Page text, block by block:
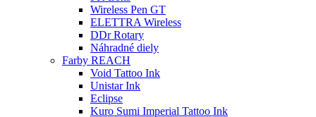
Wireless Pen GT
ELETTRA Wireless
DDr Rotary
Náhradné diely
Farby REACH
Void Tattoo Ink
Unistar Ink
Eclipse
Kuro Sumi Imperial Tattoo Ink